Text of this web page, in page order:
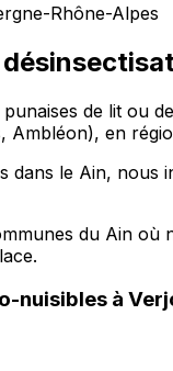
Rhône-Alpes
de lit ou
Ambléon), en
dans le Ain, nous
du Ain où
nuisibles à